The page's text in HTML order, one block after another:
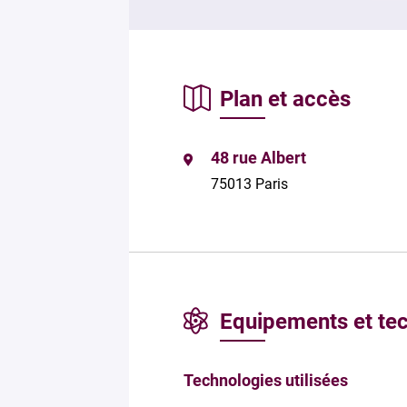
Plan et accès
48 rue Albert
75013 Paris
Equipements et
Technologies utilisées